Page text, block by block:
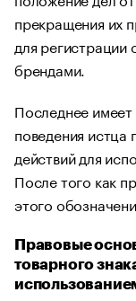
прекращения их
для регистрации
брендами.
Последнее
поведения
действий для
После того как
этого
Правовые
товарного